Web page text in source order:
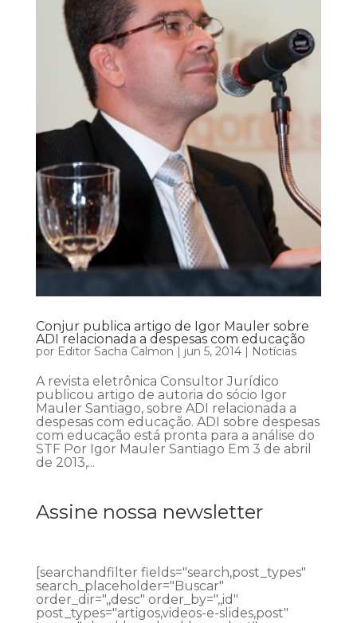
Conjur publica artigo de Igor Mauler sobre
ADI relacionada a despesas com educação
por Editor Sacha Calmon | jun 5, 2014| Notícias
A revista eletrônica Consultor Jurídico
publicou artigo de autoria do sócio Igor
Mauler Santiago, sobre ADI relacionada a
despesas com educação. ADI sobre despesas
com educação está pronta para a análise do
STF Por Igor Mauler Santiago Em 3 de abril
de 2013,...
Assine nossa newsletter
[searchandfilter fields="search,post_types"
search_placeholder="Buscar"
order_dir=",,desc" order_by=",,id"
post_types="artigos,videos-e-slides,post"